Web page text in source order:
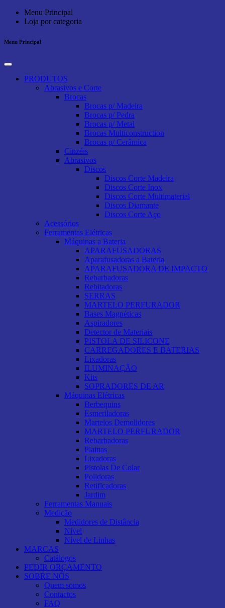
Menu Principal
Loja por categoria
Menu Principal
PRODUTOS
Abrasivos e Corte
Brocas
Brocas p/ Madeira
Brocas p/ Pedra
Brocas p/ Metal
Brocas Multiconstruction
Brocas p/ Cerâmica
Cinzéis
Abrasivos
Discos
Discos Corte Madeira
Discos Corte Inox
Discos Corte Multimaterial
Discos Diamante
Discos Corte Aço
Acessórios
Ferramentas Elétricas
Máquinas a Bateria
APARAFUSADORAS
Aparafusadoras a Bateria
APARAFUSADORA DE IMPACTO
Rebarbadoras
Rebitadoras
SERRAS
MARTELO PERFURADOR
Bases Magnéticas
Aspiradores
Detector de Materiais
PISTOLA DE SILICONE
CARREGADORES E BATERIAS
Lixadoras
ILUMINAÇÃO
Kits
SOPRADORES DE AR
Máquinas Elétricas
Berbequins
Esmeriladoras
Martelos Demolidores
MARTELO PERFURADOR
Rebarbadoras
Plainas
Lixadoras
Pistolas De Colar
Polidoras
Retificadoras
Jardim
Ferramentas Manuais
Medição
Medidores de Distância
Nível
Nível de Linhas
MARCAS
Catálogos
PEDIR ORÇAMENTO
SOBRE NÓS
Quem somos
Contactos
FAQ